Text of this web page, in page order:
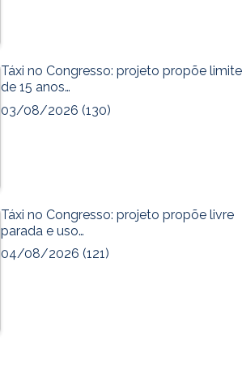
Táxi no Congresso: projeto propõe limite
de 15 anos…
03/08/2026 (130)
Táxi no Congresso: projeto propõe livre
parada e uso…
04/08/2026 (121)